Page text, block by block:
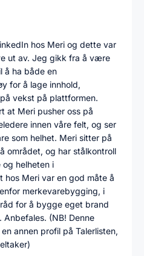
hos Meri og dette var
ut av. Jeg gikk fra å være
å ha både en
for å lage innhold,
vekst på plattformen.
at Meri pusher oss på
innen våre felt, og ser
som helhet. Meri sitter på
området, og har stålkontroll
og helheten i
hos Meri var en god måte å
merkevarebygging, i
for å bygge eget brand
(NB! Denne
annen profil på Talerlisten,